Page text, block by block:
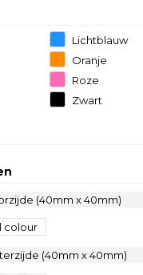
Lichtblauw
Oranje
Roze
Zwart
(40mm x 40mm)
colour
(40mm x 40mm)